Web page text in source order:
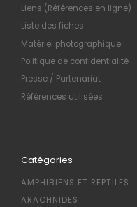
Liens (Références en ligne)
Liste des fiches
Matériel photographique
Politique de confidentialité
Presse / Partenariat
Références utilisées
Catégories
AMPHIBIENS ET REPTILES
ARACHNIDES